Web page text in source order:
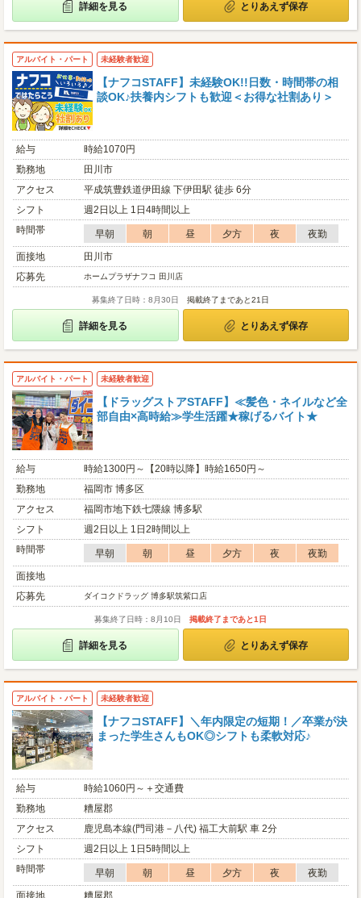
詳細を見る とりあえず保存
アルバイト・パート 未経験者歓迎
【ナフコSTAFF】未経験OK!!日数・時間帯の相
談OK♪扶養内シフトも歓迎＜お得な社割あり＞
給与
時給1070円
勤務地
田川市
アクセス
平成筑豊鉄道伊田線 下伊田駅 徒歩 6分
シフト
週2日以上 1日4時間以上
時間帯
早朝 朝 昼 夕方 夜
夜勤
面接地
田川市
応募先
ホームプラザナフコ 田川店
募集終了日時：8月30日 掲載終了まであと21日
詳細を見る とりあえず保存
アルバイト・パート 未経験者歓迎
【ドラッグストアSTAFF】≪髪色・ネイルなど全
部自由×高時給≫学生活躍★稼げるバイト★
給与
時給1300円～【20時以降】時給1650円～
勤務地
福岡市 博多区
アクセス
福岡市地下鉄七隈線 博多駅
シフト
週2日以上 1日2時間以上
時間帯
早朝 朝 昼 夕方 夜
夜勤
面接地
応募先
ダイコクドラッグ 博多駅筑紫口店
募集終了日時：8月10日 掲載終了まであと1日
詳細を見る とりあえず保存
アルバイト・パート 未経験者歓迎
【ナフコSTAFF】＼年内限定の短期！／卒業が決
まった学生さんもOK◎シフトも柔軟対応♪
給与
時給1060円～＋交通費
勤務地
糟屋郡
アクセス
鹿児島本線(門司港－八代) 福工大前駅 車 2分
シフト
週2日以上 1日5時間以上
時間帯
早朝 朝 昼 夕方 夜
夜勤
面接地
糟屋郡